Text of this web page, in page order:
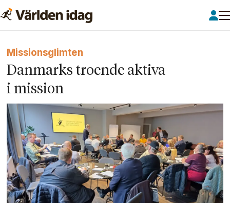
Missionsglimten
Danmarks troende aktiva
i mission